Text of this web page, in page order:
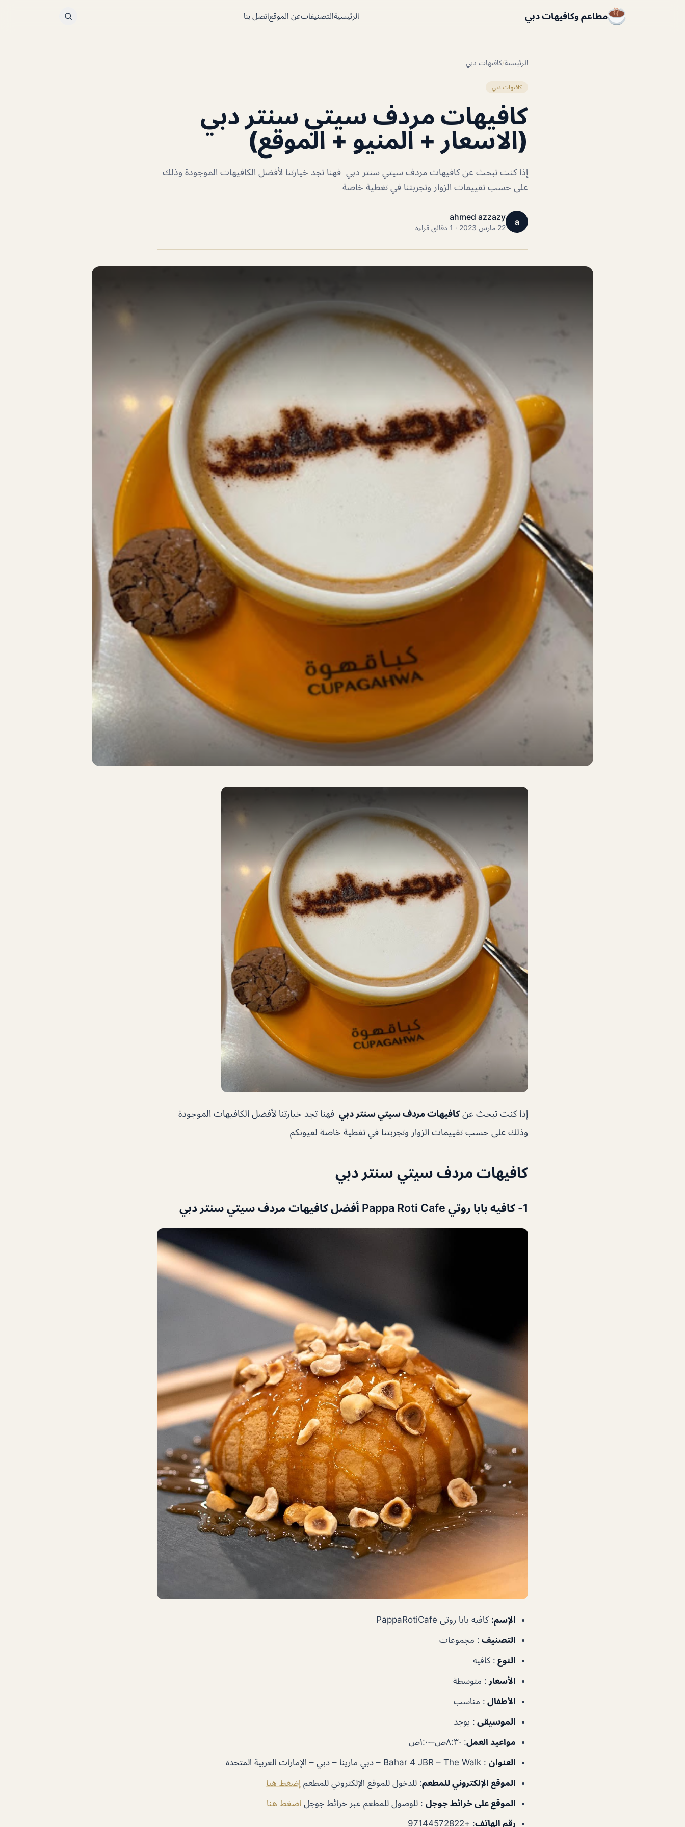
مطاعم وكافيهات دبي الرئيسيةالتصنيفاتعن الموقعاتصل بنا
الرئيسية/كافيهات دبي
كافيهات دبي
كافيهات مردف سيتي سنتر دبي
(الاسعار + المنيو + الموقع)
إذا كنت تبحث عن كافيهات مردف سيتي سنتر دبي فهنا تجد خيارتنا لأفضل الكافيهات الموجودة وذلك
على حسب تقييمات الزوار وتجربتنا في تغطية خاصة
a
ahmed azzazy
22 مارس 2023 · 1 دقائق قراءة
إذا كنت تبحث عنكافيهات مردف سيتي سنتر دبي فهنا تجد خيارتنا لأفضل الكافيهات الموجودة
وذلك على حسب تقييمات الزوار وتجربتنا في تغطية خاصة لعيونكم
كافيهات مردف سيتي سنتر دبي
1- كافيه بابا روتي Pappa Roti Cafe أفضل كافيهات مردف سيتي سنتر دبي
الإسم: كافيه بابا روتي PappaRotiCafe
التصنيف : مجموعات
النوع : كافيه
الأسعار : متوسطة
الأطفال : مناسب
الموسيقى : يوجد
مواعيد العمل: ٨:٣٠ص–١:٠٠ص
العنوان : Bahar 4 JBR – The Walk – دبي مارينا – دبي – الإمارات العربية المتحدة
الموقع الإلكتروني للمطعم: للدخول للموقع الإلكتروني للمطعم إضغط هنا
الموقع على خرائط جوجل : للوصول للمطعم عبر خرائط جوجل اضغط هنا
رقم الهاتف: +97144572822